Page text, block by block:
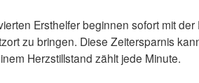
Ersthelfer beginnen sofort mit
zu bringen. Diese Zeitersparnis
Herzstillstand zählt jede Minute.